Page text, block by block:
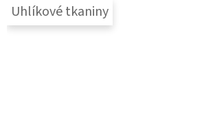
Uhlíkové tkaniny